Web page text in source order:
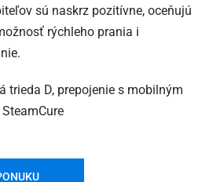
sú naskrz pozitívne, oceňujú
rýchleho prania i
trieda D, prepojenie s mobilným